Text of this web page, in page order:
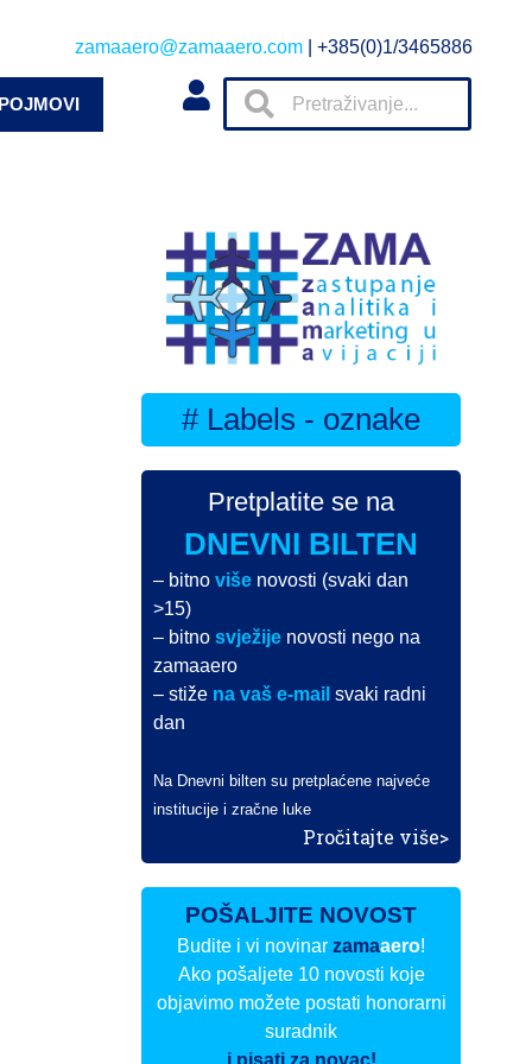
zamaaero@zamaaero.com | +385(0)1/3465886
# Labels - oznake
Pretplatite se na
DNEVNI BILTEN
– bitnoviše novosti (svaki dan
>15)
– bitnosvježije novosti nego na
zamaaero
– stiže na vaš e-mail svaki radni
dan
Na Dnevni bilten su pretplaćene najveće
institucije i zračne luke
Pročitajte više>
POŠALJITE NOVOST
Budite i vi novinarzamaaero!
Ako pošaljete 10 novosti koje
objavimo možete postati honorarni
suradnik
i pisati za novac!